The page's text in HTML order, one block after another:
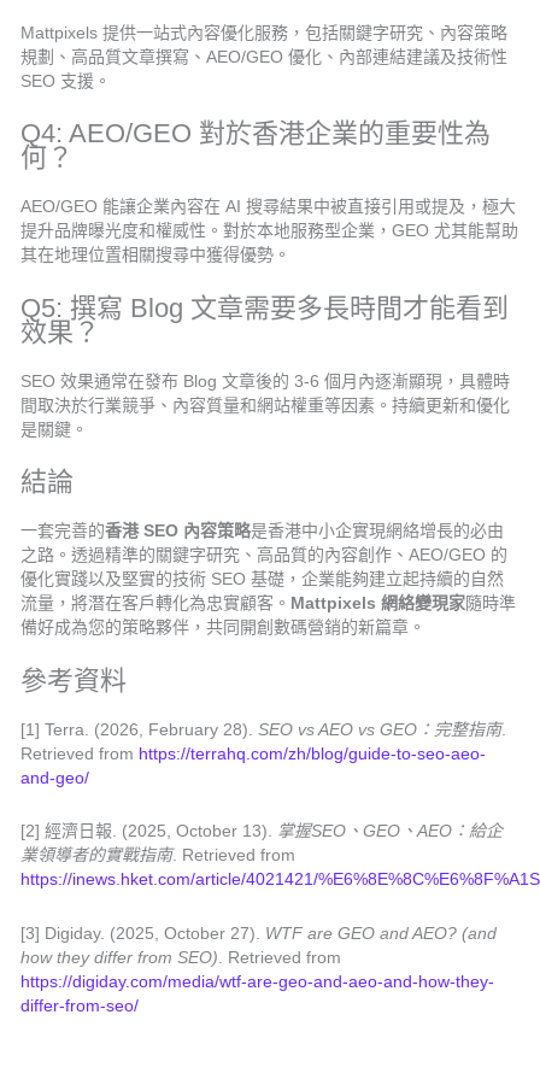
Mattpixels 提供一站式內容優化服務，包括關鍵字研究、內容策略
規劃、高品質文章撰寫、AEO/GEO 優化、內部連結建議及技術性
SEO 支援。
Q4: AEO/GEO 對於香港企業的重要性為
何？
AEO/GEO 能讓企業內容在 AI 搜尋結果中被直接引用或提及，極大
提升品牌曝光度和權威性。對於本地服務型企業，GEO 尤其能幫助
其在地理位置相關搜尋中獲得優勢。
Q5: 撰寫 Blog 文章需要多長時間才能看到
效果？
SEO 效果通常在發布 Blog 文章後的 3-6 個月內逐漸顯現，具體時
間取決於行業競爭、內容質量和網站權重等因素。持續更新和優化
是關鍵。
結論
一套完善的香港 SEO 內容策略是香港中小企實現網絡增長的必由
之路。透過精準的關鍵字研究、高品質的內容創作、AEO/GEO 的
優化實踐以及堅實的技術 SEO 基礎，企業能夠建立起持續的自然
流量，將潛在客戶轉化為忠實顧客。 Mattpixels 網絡變現家隨時準
備好成為您的策略夥伴，共同開創數碼營銷的新篇章。
參考資料
[1] Terra. (2026, February 28).SEO vs AEO vs GEO：完整指南.
Retrieved from https://terrahq.com/zh/blog/guide-to-seo-aeo-
and-geo/
[2] 經濟日報. (2025, October 13). 掌握SEO、GEO、AEO：給企
業領導者的實戰指南. Retrieved from
https://inews.hket.com/article/4021421/
[3] Digiday. (2025, October 27). WTF are GEO and AEO? (and
how they differ from SEO) . Retrieved from
https://digiday.com/media/wtf-are-geo-and-aeo-and-how-they-
differ-from-seo/